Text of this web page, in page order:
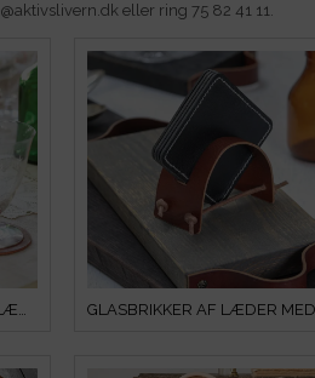
eller ring 75 82 41 11.
RUNDE GLASBRIKKER AF LÆDER